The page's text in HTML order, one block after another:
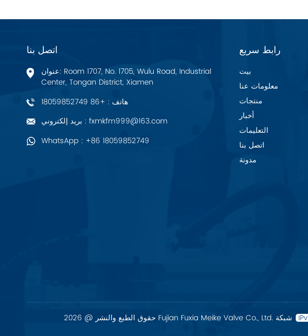
Xinje
PALL
اتصل بنا
عنوان: Room 1707, No. 1705, Wulu Road, Industrial
Center, Tongan District, Xiamen
هاتف : +86 18059852749
بريد إلكتروني : fxmkfm999@163.com
WhatsApp : +86 18059852749
رابط سريع
بيت
معلومات عنا
منتجات
أخبار
التعليمات
اتصل بنا
مدونة